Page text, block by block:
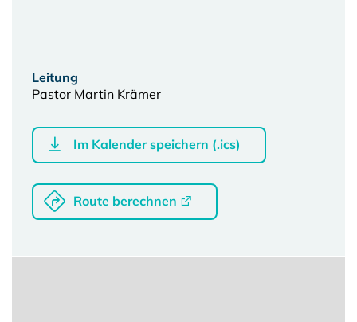
Leitung
Pastor Martin Krämer
Im Kalender speichern (.ics)
Route berechnen